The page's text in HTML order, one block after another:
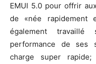
EMUI 5.0 pour offrir
de «née rapidement
également
performance de ses
charge super